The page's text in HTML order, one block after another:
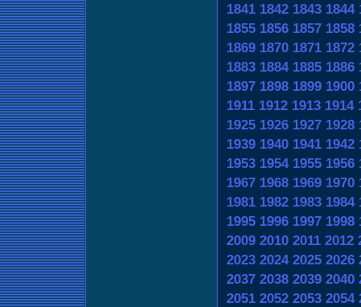
1841 1842 1843 1844
1855 1856 1857 1858
1869 1870 1871 1872
1883 1884 1885 1886
1897 1898 1899 1900
1911 1912 1913 1914
1925 1926 1927 1928
1939 1940 1941 1942
1953 1954 1955 1956
1967 1968 1969 1970
1981 1982 1983 1984
1995 1996 1997 1998
2009 2010 2011 2012
2023 2024 2025 2026
2037 2038 2039 2040
2051 2052 2053 2054